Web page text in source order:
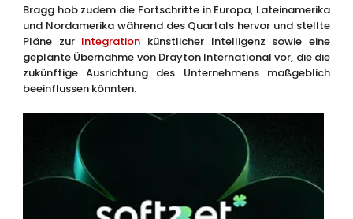
Bragg hob zudem die Fortschritte in Europa, Lateinamerika
und Nordamerika während des Quartals hervor und stellte
Pläne zur Integration künstlicher Intelligenz sowie eine
geplante Übernahme von Drayton International vor, die die
zukünftige Ausrichtung des Unternehmens maßgeblich
beeinflussen könnten.